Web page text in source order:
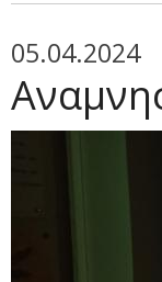
05.04.2024